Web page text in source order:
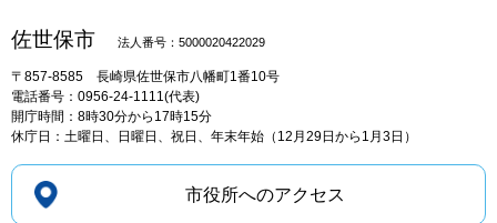
佐世保市 法人番号：5000020422029
〒857-8585 長崎県佐世保市八幡町1番10号
電話番号：0956-24-1111(代表)
開庁時間：8時30分から17時15分
休庁日：土曜日、日曜日、祝日、年末年始（12月29日から1月3日）
市役所へのアクセス